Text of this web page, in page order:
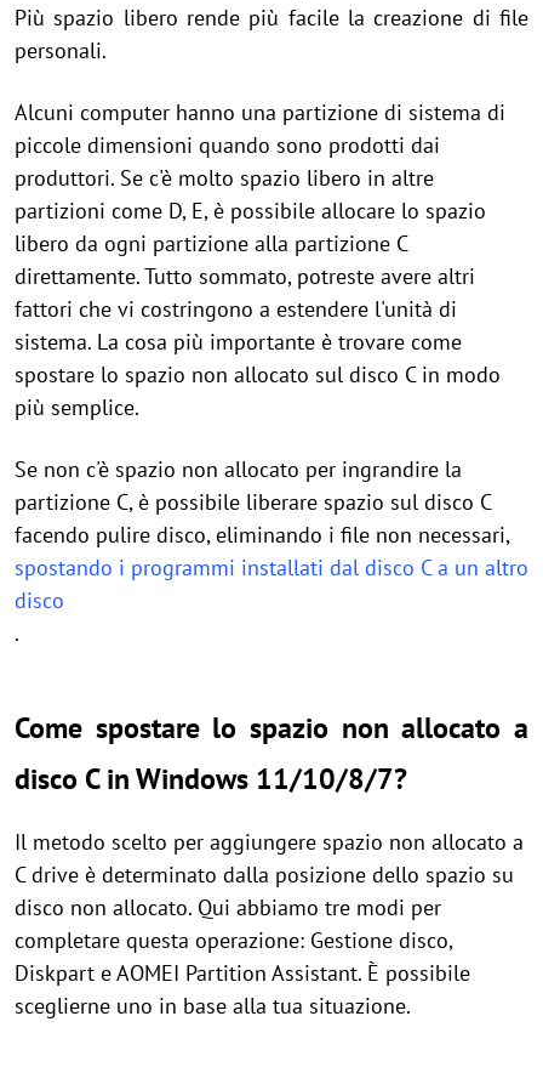
Più spazio libero rende più facile la creazione di file
personali.
Alcuni computer hanno una partizione di sistema di
piccole dimensioni quando sono prodotti dai
produttori. Se c'è molto spazio libero in altre
partizioni come D, E, è possibile allocare lo spazio
libero da ogni partizione alla partizione C
direttamente. Tutto sommato, potreste avere altri
fattori che vi costringono a estendere l'unità di
sistema. La cosa più importante è trovare come
spostare lo spazio non allocato sul disco C in modo
più semplice.
Se non c'è spazio non allocato per ingrandire la
partizione C, è possibile liberare spazio sul disco C
facendo pulire disco, eliminando i file non necessari,
spostando i programmi installati dal disco C a un altro
disco
.
Come spostare lo spazio non allocato a
disco C in Windows 11/10/8/7?
Il metodo scelto per aggiungere spazio non allocato a
C drive è determinato dalla posizione dello spazio su
disco non allocato. Qui abbiamo tre modi per
completare questa operazione: Gestione disco,
Diskpart e AOMEI Partition Assistant. È possibile
sceglierne uno in base alla tua situazione.